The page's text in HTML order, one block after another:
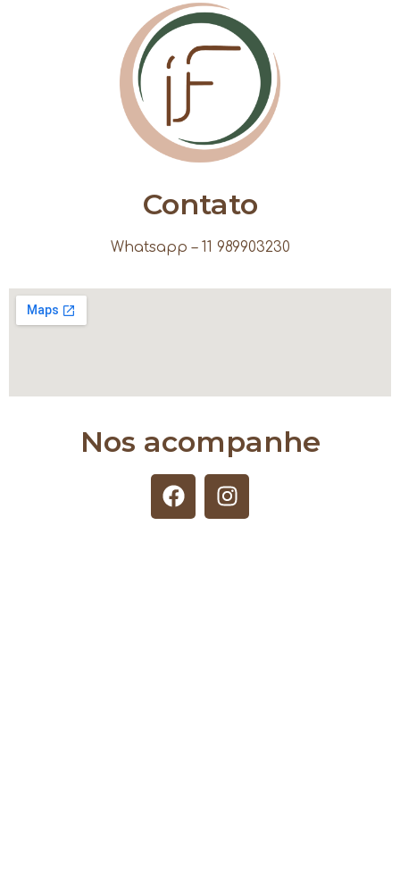
Contato
Whatsapp – 11 989903230
Nos acompanhe